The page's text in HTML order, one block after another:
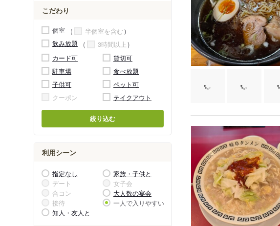
こだわり
個室
半個室を含む
飲み放題
3時間以上
カード可
貸切可
駐車場
食べ放題
子供可
ペット可
クーポン
テイクアウト
絞り込む
利用シーン
指定なし
家族・子供と
デート
女子会
合コン
大人数の宴会
接待
一人で入りやすい
知人・友人と